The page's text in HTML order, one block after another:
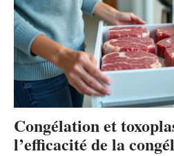
Congélation et
l’efficacité de la